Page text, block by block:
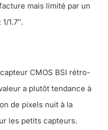
mais limité par un
1.7″.
CMOS BSI rétro-
a plutôt tendance à
de pixels nuit à la
les petits capteurs.